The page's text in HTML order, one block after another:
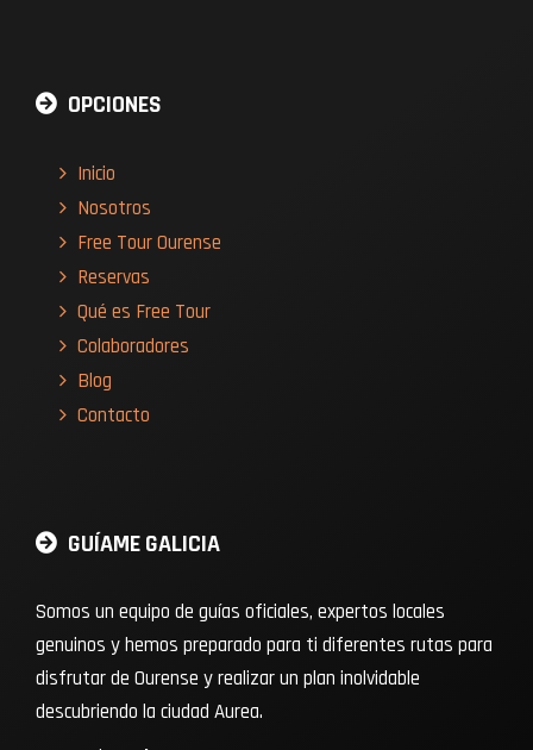
OPCIONES
Inicio
Nosotros
Free Tour Ourense
Reservas
Qué es Free Tour
Colaboradores
Blog
Contacto
GUÍAME GALICIA
Somos un equipo de guías oficiales, expertos locales
genuinos y hemos preparado para ti diferentes rutas para
disfrutar de Ourense y realizar un plan inolvidable
descubriendo la ciudad Aurea.